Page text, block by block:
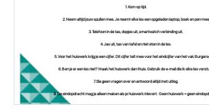
1. Kom op tijd.
2. Neem altijd jouw spullen mee. Je neemt elke les een opgeladen laptop, boek en pen mee.
3. Telefoon in de tas, dopjes uit, smartwatch verbinding uit.
4. Jas uit, tas van tafel en niet eten in de les.
5. Voor het huiswerk krijg je een cijfer. Dit cijfer telt mee voor het eindcijfer van het vak
6. Ben je er een les niet? Maak het huiswerk dan thuis. Gebruik de e-mail die ik elke les
7. Sla geen vragen over en antwoord altijd met uitleg.
8. De eindopdracht mag je alleen maken als je huiswerk inlevert. Geen huiswerk = geen